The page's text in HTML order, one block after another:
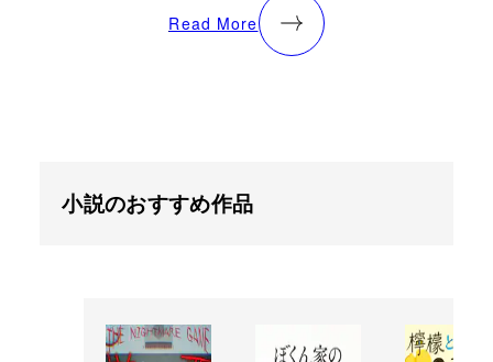
Read More
小説のおすすめ作品